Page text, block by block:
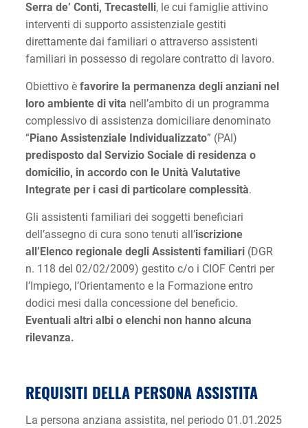
Serra de’ Conti, Trecastelli, le cui famiglie attivino
interventi di supporto assistenziale gestiti
direttamente dai familiari o attraverso assistenti
familiari in possesso di regolare contratto di lavoro.
Obiettivo è favorire la permanenza degli anziani nel
loro ambiente di vita nell’ambito di un programma
complessivo di assistenza domiciliare denominato
“Piano Assistenziale Individualizzato” (PAI)
predisposto dal Servizio Sociale di residenza o
domicilio, in accordo con le Unità Valutative
Integrate per i casi di particolare complessità.
Gli assistenti familiari dei soggetti beneficiari
dell’assegno di cura sono tenuti all’iscrizione
all’Elenco regionale degli Assistenti familiari(DGR
n. 118 del 02/02/2009) gestito c/o i CIOF Centri per
l’Impiego, l’Orientamento e la Formazione entro
dodici mesi dalla concessione del beneficio.
Eventuali altri albi o elenchi non hanno alcuna
rilevanza.
REQUISITI DELLA PERSONA ASSISTITA
La persona anziana assistita, nel periodo 01.01.2025